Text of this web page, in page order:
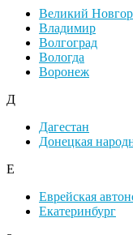
Великий
Владимир
Волгоград
Вологда
Воронеж
Д
Дагестан
Донецкая
Е
Еврейская
Екатеринбург